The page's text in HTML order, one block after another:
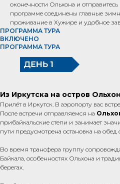
оконечности Ольхона и
программе соединены главные
проживание в Хужире и удобное
ПРОГРАММА ТУРА
ВКЛЮЧЕНО
ПРОГРАММА ТУРА
Из Иркутска на остров Ольхон
Прилёт в Иркутск. В аэропорту вас
После встречи отправляемся на
прибайкальские степи и занимает
пути предусмотрена остановка на
Во время трансфера группу
Байкала, особенностях Ольхона и
берегах.